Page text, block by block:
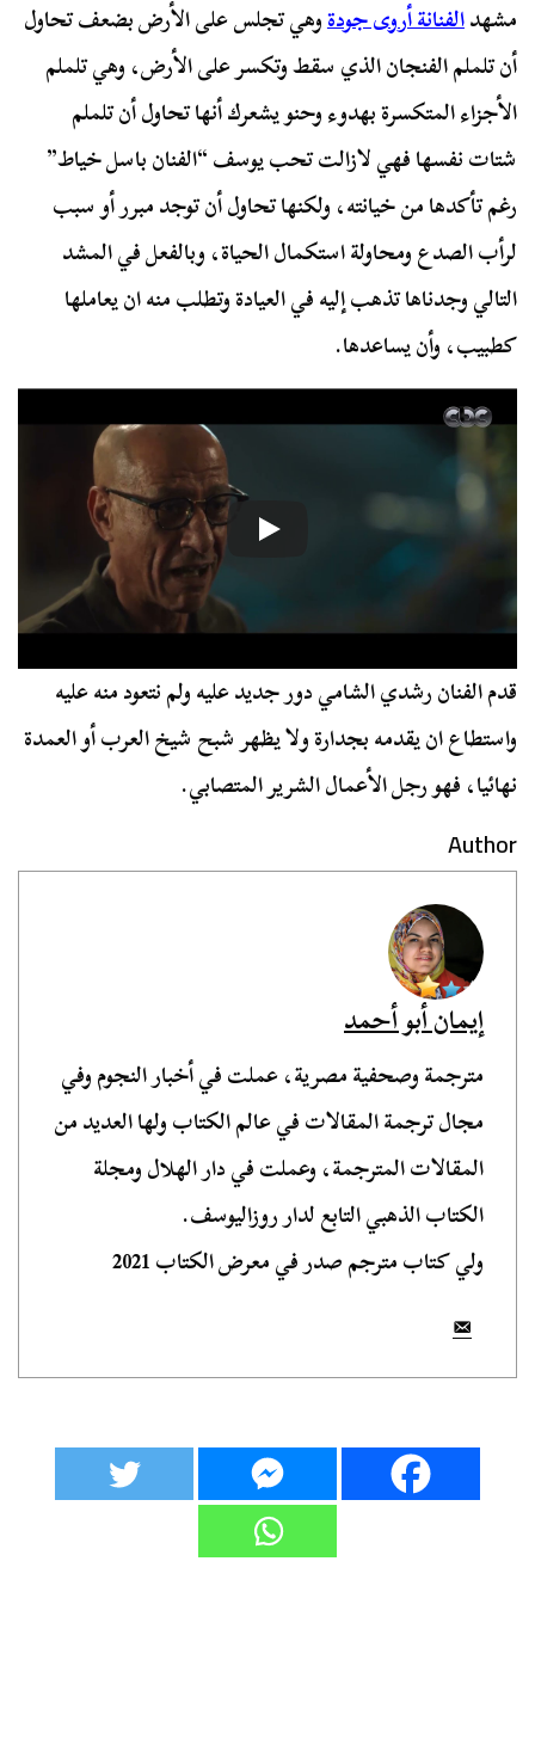
مشهدالفنانة أروى جودةوهي تجلس على الأرض بضعف تحاول
أن تلملم الفنجان الذي سقط وتكسر على الأرض، وهي تلملم
الأجزاء المتكسرة بهدوء وحنو يشعرك أنها تحاول أن تلملم
شتات نفسها فهي لازالت تحب يوسف “الفنان باسل خياط”
رغم تأكدها من خيانته، ولكنها تحاول أن توجد مبرر أو سبب
لرأب الصدع ومحاولة استكمال الحياة، وبالفعل في المشد
التالي وجدناها تذهب إليه في العيادة وتطلب منه ان يعاملها
كطبيب، وأن يساعدها.
قدم الفنان رشدي الشامي دور جديد عليه ولم نتعود منه عليه
واستطاع ان يقدمه بجدارة ولا يظهر شبح شيخ العرب أو العمدة
نهائيا، فهو رجل الأعمال الشرير المتصابي.
Author
إيمان أبو أحمد
مترجمة وصحفية مصرية، عملت في أخبار النجوم وفي
مجال ترجمة المقالات في عالم الكتاب ولها العديد من
المقالات المترجمة، وعملت في دار الهلال ومجلة
الكتاب الذهبي التابع لدار روزاليوسف.
ولي كتاب مترجم صدر في معرض الكتاب 2021